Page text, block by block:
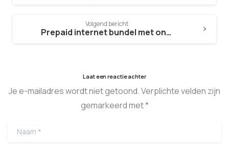
Volgend bericht
Prepaid internet bundel met onbeperkt data?
Laat een reactie achter
Je e-mailadres wordt niet getoond. Verplichte velden zijn
gemarkeerd met *
Naam